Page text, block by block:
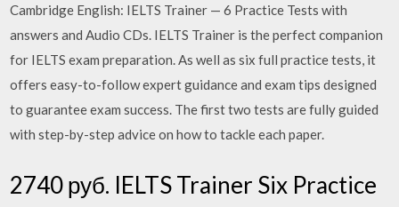
Cambridge English: IELTS Trainer — 6 Practice Tests with
answers and Audio CDs. IELTS Trainer is the perfect companion
for IELTS exam preparation. As well as six full practice tests, it
offers easy-to-follow expert guidance and exam tips designed
to guarantee exam success. The first two tests are fully guided
with step-by-step advice on how to tackle each paper.
2740 руб. IELTS Trainer Six Practice